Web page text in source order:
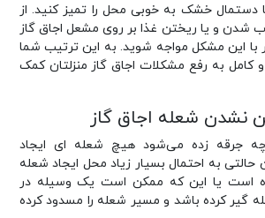
دستمال خشک به خوبی محل را تمیز کنید. از
شدن و یا ریختن غذا بر روی مشعل اجاق گاز
با این مشکل مواجه شوید. به این ترتیب شما
به رفع مشکلات اجاق گاز منزلتان کمک
نشدن شعله اجاق گاز
جرقه زده می‌شود هیچ شعله ای ایجاد
به احتمال بسیار زیاد محل ایجاد شعله
است یا این که ممکن است یک وسیله در
کرده باشد و مسیر شعله را مسدود کرده